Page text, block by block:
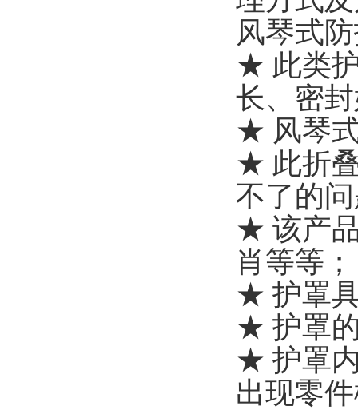
风琴式
★ 此类
长、密
★ 风琴
★ 此折
不了的
★ 该产
肖等等；
★ 护罩
★ 护罩
★ 护罩
出现零